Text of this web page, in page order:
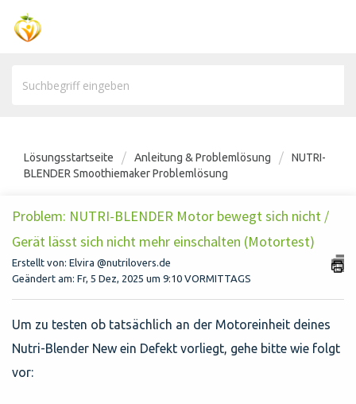
Lösungsstartseite Anleitung & Problemlösung
NUTRI-
BLENDER Smoothiemaker Problemlösung
Problem: NUTRI-BLENDER Motor bewegt sich nicht /
Gerät lässt sich nicht mehr einschalten (Motortest)
Erstellt von: Elvira @nutrilovers.de
Geändert am: Fr, 5 Dez, 2025 um 9:10 VORMITTAGS
Um zu testen ob tatsächlich an der Motoreinheit deines
Nutri-Blender New ein Defekt vorliegt, gehe bitte wie folgt
vor: